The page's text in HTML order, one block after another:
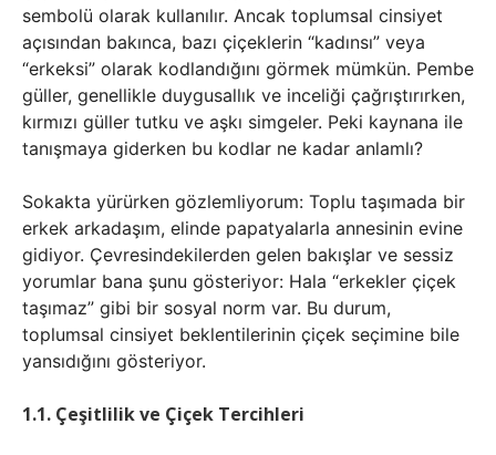
sembolü olarak kullanılır. Ancak toplumsal cinsiyet
açısından bakınca, bazı çiçeklerin “kadınsı” veya
“erkeksi” olarak kodlandığını görmek mümkün. Pembe
güller, genellikle duygusallık ve inceliği çağrıştırırken,
kırmızı güller tutku ve aşkı simgeler. Peki kaynana ile
tanışmaya giderken bu kodlar ne kadar anlamlı?
Sokakta yürürken gözlemliyorum: Toplu taşımada bir
erkek arkadaşım, elinde papatyalarla annesinin evine
gidiyor. Çevresindekilerden gelen bakışlar ve sessiz
yorumlar bana şunu gösteriyor: Hala “erkekler çiçek
taşımaz” gibi bir sosyal norm var. Bu durum,
toplumsal cinsiyet beklentilerinin çiçek seçimine bile
yansıdığını gösteriyor.
1.1. Çeşitlilik ve Çiçek Tercihleri